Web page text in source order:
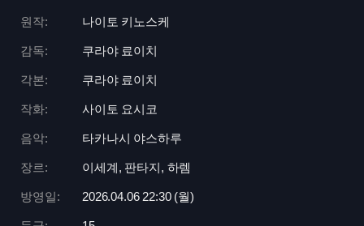
원작: 나이토 키노스케
감독: 쿠라야 료이치
각본: 쿠라야 료이치
작화: 사이토 요시코
음악: 타카나시 야스하루
장르: 이세계, 판타지, 하렘
방영일: 2026.04.06 22:30 (월)